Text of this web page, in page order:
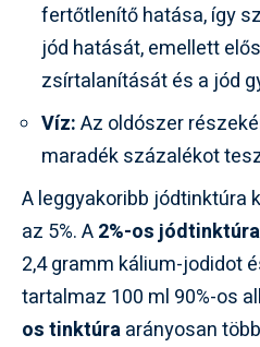
fertőtlenítő hatása, így
jód hatását, emellett
zsírtalanítását és a jód
Víz:Az oldószer
maradék százalékot
A leggyakoribb jódtinktúra
az 5%. A2%-os jódtinktúra
2,4 gramm kálium-jodidot
tartalmaz 100 ml 90%-os
os tinktúraarányosan